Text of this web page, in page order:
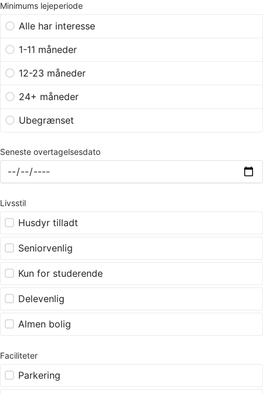
Minimums lejeperiode
Alle har interesse
1-11 måneder
12-23 måneder
24+ måneder
Ubegrænset
Seneste overtagelsesdato
Livsstil
Husdyr tilladt
Seniorvenlig
Kun for studerende
Delevenlig
Almen bolig
Faciliteter
Parkering